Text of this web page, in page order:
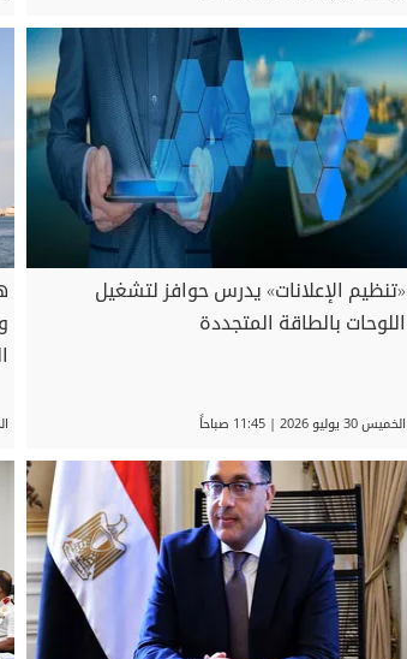
«تنظيم الإعلانات» يدرس حوافز لتشغيل
اللوحات بالطاقة المتجددة
الخميس 30 يوليو 2026 | 11:45 صباحاً